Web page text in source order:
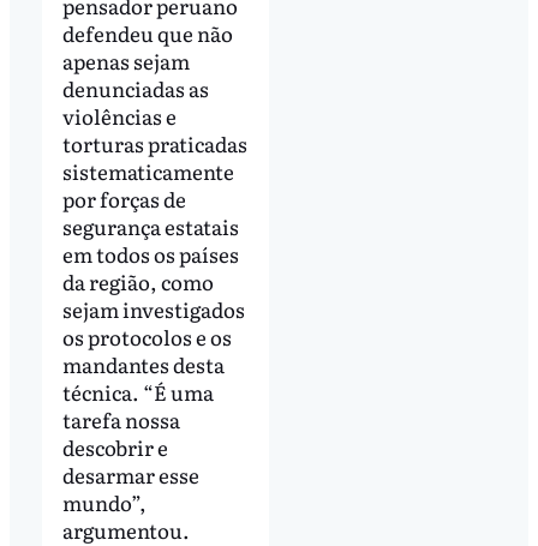
defendeu que não
apenas sejam
denunciadas as
violências e
torturas praticadas
sistematicamente
por forças de
segurança estatais
em todos os países
da região, como
sejam investigados
os protocolos e os
mandantes desta
técnica. “É uma
tarefa nossa
descobrir e
desarmar esse
mundo”,
argumentou.